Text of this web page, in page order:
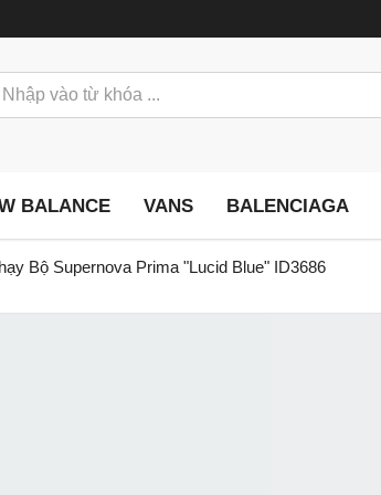
BALANCE VANS BALENCIAGA
Bộ Supernova Prima "Lucid Blue" ID3686